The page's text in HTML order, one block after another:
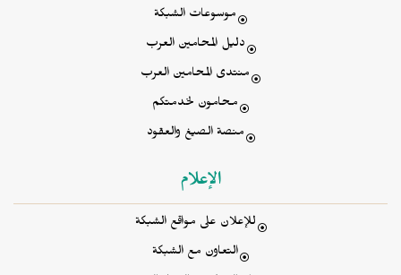
موسوعات الشبكة
دليل المحامين العرب
منتدى المحامين العرب
محامون لخدمتكم
منصة الصيغ والعقود
الإعلام
للإعلان على مواقع الشبكة
التعاون مع الشبكة